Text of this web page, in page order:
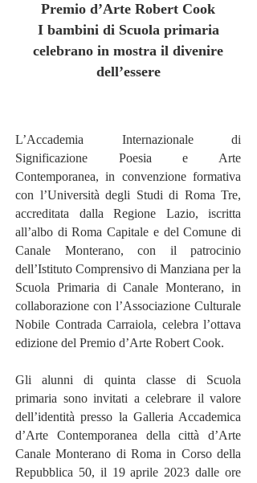
Premio d’Arte Robert Cook
I bambini di Scuola primaria
celebrano in mostra il divenire
dell’essere
L’Accademia Internazionale di
Significazione Poesia e Arte
Contemporanea, in convenzione formativa
con l’Università degli Studi di Roma Tre,
accreditata dalla Regione Lazio, iscritta
all’albo di Roma Capitale e del Comune di
Canale Monterano, con il patrocinio
dell’Istituto Comprensivo di Manziana per la
Scuola Primaria di Canale Monterano, in
collaborazione con l’Associazione Culturale
Nobile Contrada Carraiola, celebra l’ottava
edizione del Premio d’Arte Robert Cook.
Gli alunni di quinta classe di Scuola
primaria sono invitati a celebrare il valore
dell’identità presso la Galleria Accademica
d’Arte Contemporanea della città d’Arte
Canale Monterano di Roma in Corso della
Repubblica 50, il 19 aprile 2023 dalle ore